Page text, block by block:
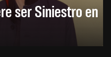
ser Siniestro en